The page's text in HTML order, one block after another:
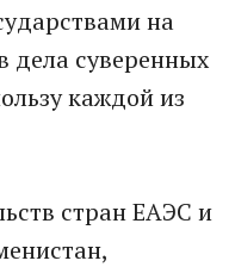
на
дела суверенных
каждой из
стран ЕАЭС и